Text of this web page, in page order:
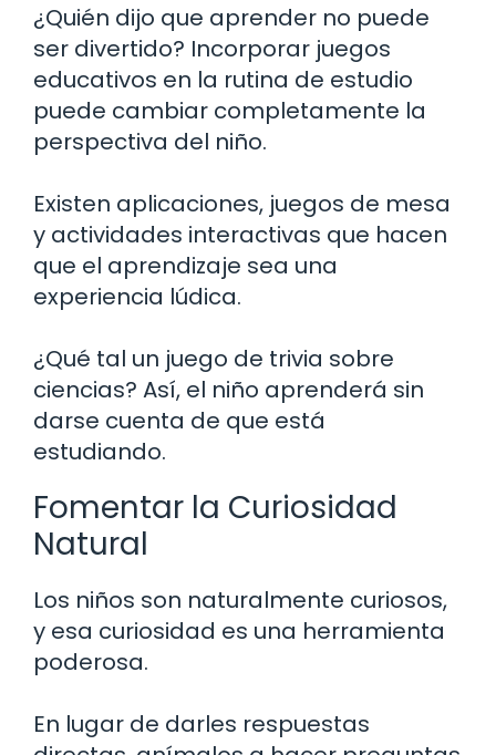
¿Quién dijo que aprender no puede
ser divertido? Incorporar juegos
educativos en la rutina de estudio
puede cambiar completamente la
perspectiva del niño.
Existen aplicaciones, juegos de mesa
y actividades interactivas que hacen
que el aprendizaje sea una
experiencia lúdica.
¿Qué tal un juego de trivia sobre
ciencias? Así, el niño aprenderá sin
darse cuenta de que está
estudiando.
Fomentar la Curiosidad
Natural
Los niños son naturalmente curiosos,
y esa curiosidad es una herramienta
poderosa.
En lugar de darles respuestas